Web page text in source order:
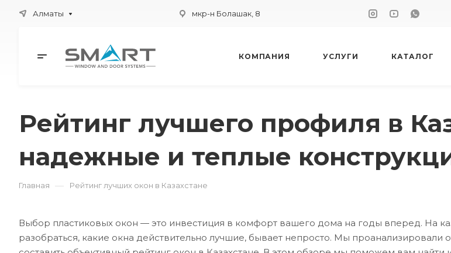
Алматы мкр-н Болашак, 8
КОМПАНИЯ УСЛУГИ КАТАЛОГ
Рейтинг лучшего профиля в
надежные и теплые
Главная — Рейтинг лучших окон в Казахстане
Выбор пластиковых окон — это инвестиция в комфорт вашего дома на годы вперед. На
разобраться, какие окна действительно лучшие, бывает непросто. Мы